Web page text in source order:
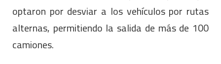
optaron por desviar a los vehículos por rutas
alternas, permitiendo la salida de más de 100
camiones.